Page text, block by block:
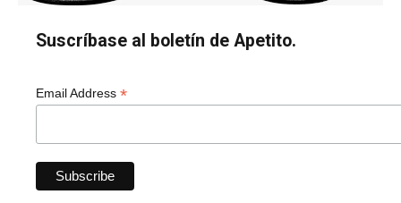
Suscríbase al boletín de Apetito.
Email Address *